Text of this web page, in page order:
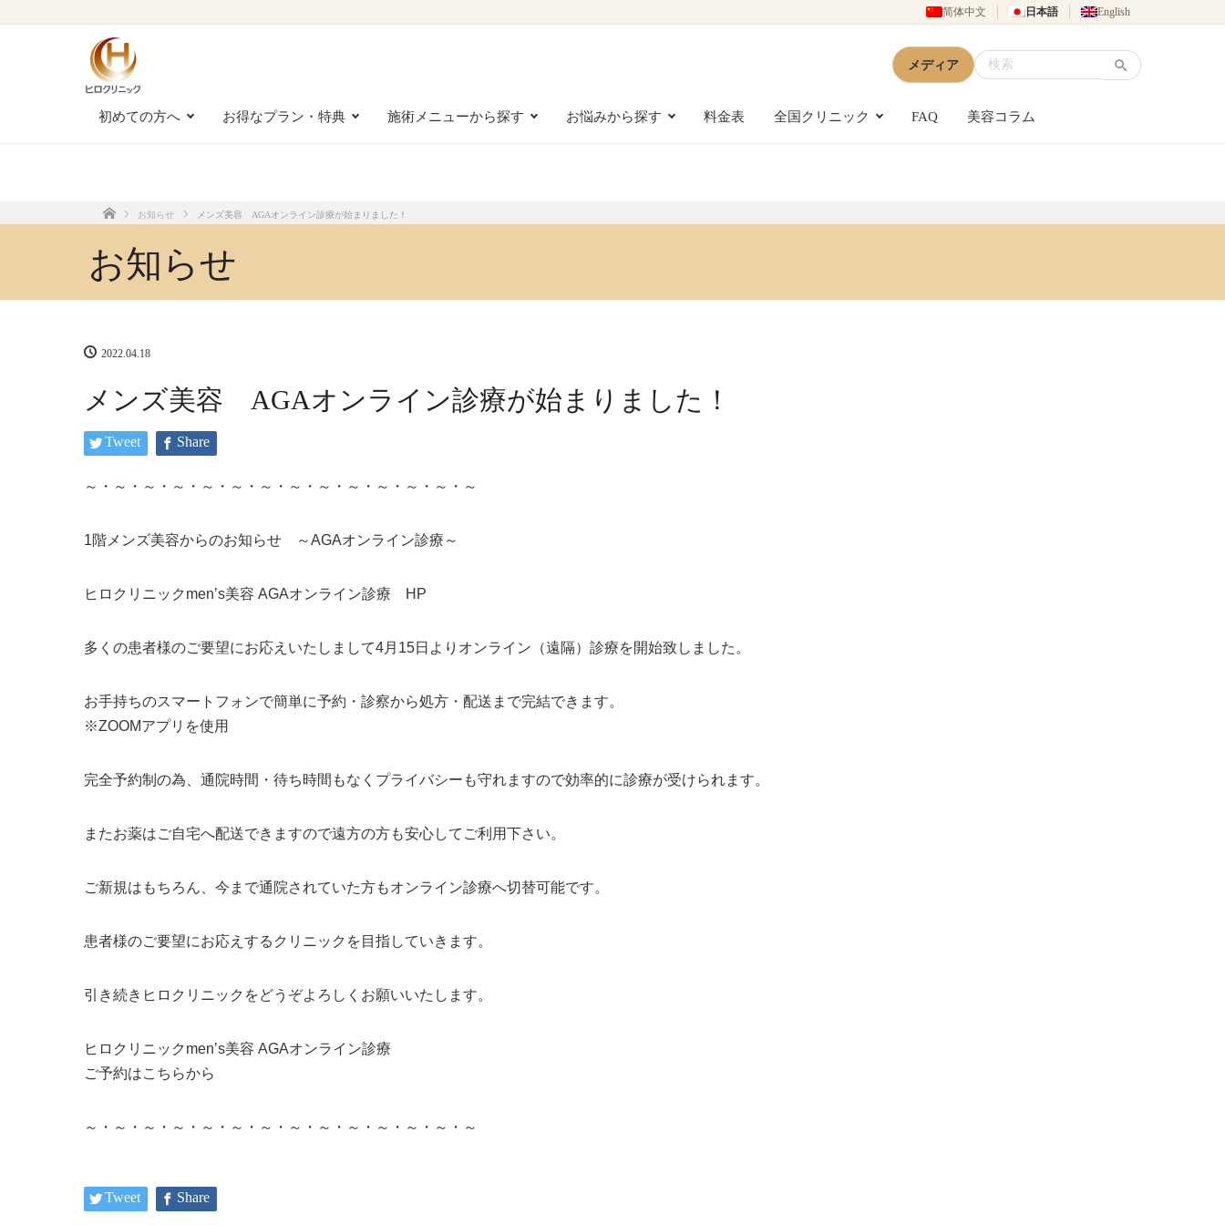
简体中文 日本語 English
メディア
初めての方へ お得なプラン・特典 施術メニューから探す お悩みから探す 料金表 全国クリニック FAQ 美容コラム
お知らせ メンズ美容 AGAオンライン診療が始まりました！
お知らせ
2022.04.18
メンズ美容 AGAオンライン診療が始まりました！
Tweet Share
～・～・～・～・～・～・～・～・～・～・～・～・～・～
1階メンズ美容からのお知らせ ～AGAオンライン診療～
ヒロクリニックmen’s美容 AGAオンライン診療 HP
多くの患者様のご要望にお応えいたしまして4月15日よりオンライン（遠隔）診療を開始致しました。
お手持ちのスマートフォンで簡単に予約・診察から処方・配送まで完結できます。
※ZOOMアプリを使用
完全予約制の為、通院時間・待ち時間もなくプライバシーも守れますので効率的に診療が受けられます。
またお薬はご自宅へ配送できますので遠方の方も安心してご利用下さい。
ご新規はもちろん、今まで通院されていた方もオンライン診療へ切替可能です。
患者様のご要望にお応えするクリニックを目指していきます。
引き続きヒロクリニックをどうぞよろしくお願いいたします。
ヒロクリニックmen’s美容 AGAオンライン診療
ご予約はこちらから
～・～・～・～・～・～・～・～・～・～・～・～・～・～
Tweet Share